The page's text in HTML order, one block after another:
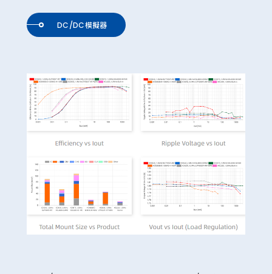
DC/DC模擬器